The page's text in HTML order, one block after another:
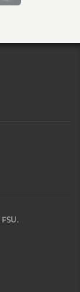
FSU.